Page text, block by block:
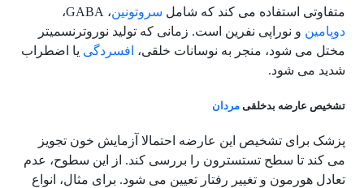
متفاوتی استفاده می کند که شامل سروتونین، GABA،
دوپامین و نوراپى نفرين است. زمانی که تولید نوروترنسمیتر
مختل می شود، منجر به نوسانات خلقی، افسردگی یا اضطراب
شدید می شود.
تشخیص عارضه بدخلقی مردان
پزشک برای تشخیص این عارضه احتمالا آزمایش خون تجویز
می کند تا سطح تستسترون را بررسی کند. از این سطوح، عدم
تعادل هورمون و تغییر رفتار تعیین می شود. برای مثال، انواع